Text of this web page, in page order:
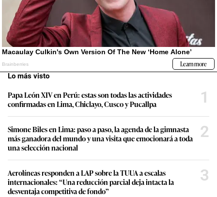
Lo más visto
Papa León XIV en Perú: estas son todas las actividades
confirmadas en Lima, Chiclayo, Cusco y Pucallpa
1
Simone Biles en Lima: paso a paso, la agenda de la gimnasta
más ganadora del mundo y una visita que emocionará a toda
una selección nacional
2
Aerolíneas responden a LAP sobre la TUUA a escalas
internacionales: “Una reducción parcial deja intacta la
desventaja competitiva de fondo”
3